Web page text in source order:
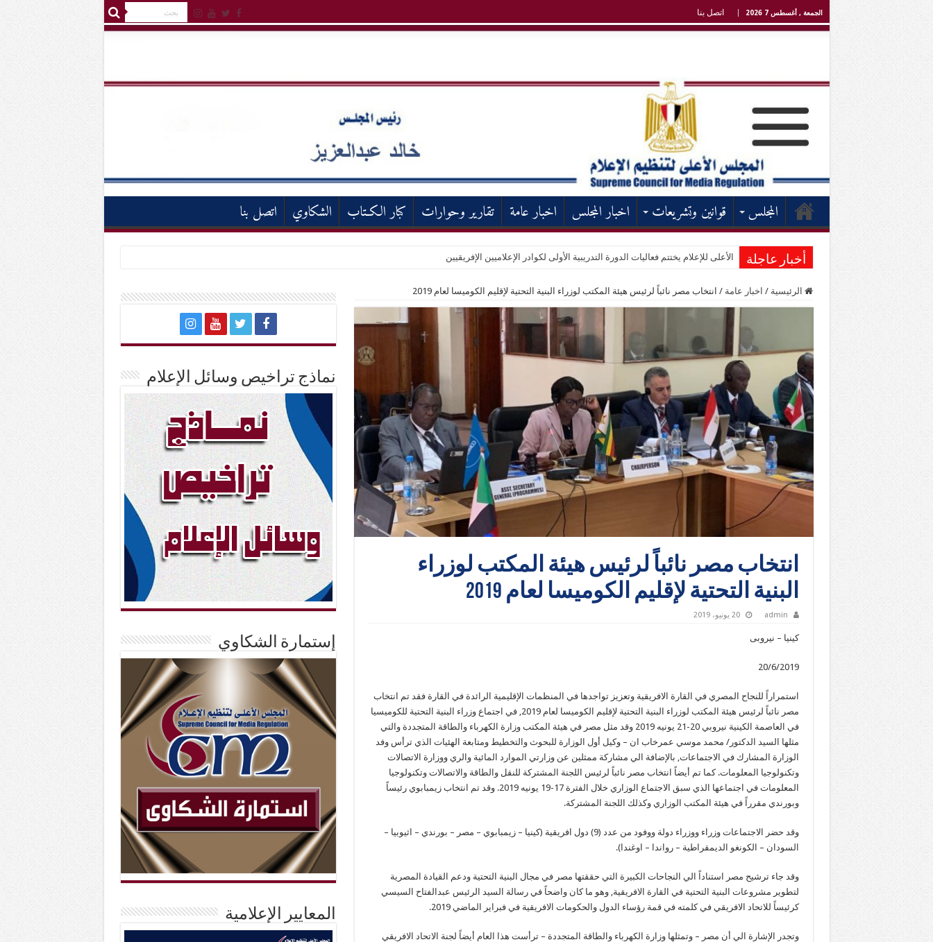
الجمعة , أغسطس 7 2026 اتصل بنا
المجلس قوانين وتشريعات اخبار المجلس اخبار عامة تقارير وحوارات كبار الكـتاب الشكاوي اتصل بنا
أخبار عاجلة الأعلى للإعلام يختتم فعاليات الدورة التدريبية الأولى لكوادر الإعلاميين الإفريقيين
الرئيسية / اخبار عامة / انتخاب مصر نائباً لرئيس هيئة المكتب لوزراء البنية التحتية لإقليم الكوميسا لعام 2019
انتخاب مصر نائباً لرئيس هيئة المكتب لوزراء
البنية التحتية لإقليم الكوميسا لعام 2019
admin 20 يونيو، 2019
كينيا – نيروبى
20/6/2019
استمراراً للنجاح المصري في القارة الافريقية وتعزيز تواجدها في المنظمات الإقليمية الرائدة في القارة فقد تم انتخاب
مصر نائباً لرئيس هيئة المكتب لوزراء البنية التحتية لإقليم الكوميسا لعام 2019, في اجتماع وزراء البنية التحتية للكوميسيا
في العاصمة الكينية نيروبي 20-21 يونيه 2019 وقد مثل مصر في هيئة المكتب وزارة الكهرباء والطاقة المتجددة والتي
مثلها السيد الدكتور/ محمد موسي عمرخاب ان – وكيل أول الوزارة للبحوث والتخطيط ومتابعة الهئيات الذي ترأس وفد
الوزارة المشارك في الاجتماعات, بالإضافة الي مشاركة ممثلين عن وزارتي الموارد المائية والري ووزارة الاتصالات
وتكنولوجيا المعلومات. كما تم أيضاً انتخاب مصر نائباً لرئيس اللجنة المشتركة للنقل والطاقة والاتصالات وتكنولوجيا
المعلومات في اجتماعها الذي سبق الاجتماع الوزاري خلال الفترة 17-19 يونيه 2019. وقد تم انتخاب زيمبابوي رئيساً
وبورندي مقرراً في هيئة المكتب الوزاري وكذلك اللجنة المشتركة.
وقد حضر الاجتماعات وزراء ووزراء دولة ووفود من عدد (9) دول افريقية (كينيا – زيمبابوي – مصر – بورندي – اثيوبيا –
السودان – الكونغو الديمقراطية – رواندا – اوغندا).
وقد جاء ترشيح مصر استناداً الي النجاحات الكبيرة التي حققتها مصر في مجال البنية التحتية ودعم القيادة المصرية
لتطوير مشروعات البنية التحتية في القارة الافريقية, وهو ما كان واضحاً في رسالة السيد الرئيس عبدالفتاح السيسي
كرئيساً للاتحاد الافريقي في كلمته في قمة رؤساء الدول والحكومات الافريقية في فبراير الماضي 2019.
وتجدر الإشارة الي أن مصر – وتمثلها وزارة الكهرباء والطاقة المتجددة – ترأست هذا العام أيضاً لجنة الاتحاد الافريقي
نماذج تراخيص وسائل الإعلام
إستمارة الشكاوي
المعايير الإعلامية